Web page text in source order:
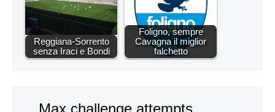
Reggiana-Sorrento
senza Iraci e Bondi
Foligno, sempre
Cavagna il miglior
falchetto